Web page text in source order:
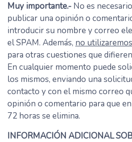
Muy importante.- No es
publicar una opinión o
introducir su nombre y correo
el SPAM. Además, no utilizaremos
para otras cuestiones que
En cualquier momento puede
los mismos, enviando una
contacto y con el mismo correo
opinión o comentario para que
72 horas se elimina.
INFORMACIÓN ADICIONAL